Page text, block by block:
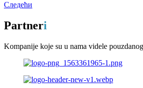
Следећи
Partneri
Kompanije koje su u nama videle